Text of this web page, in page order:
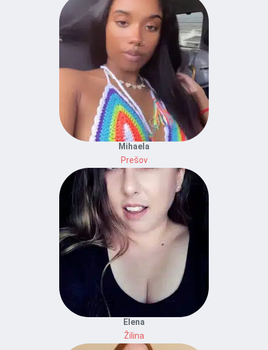
Mihaela
Prešov
Elena
Žilina